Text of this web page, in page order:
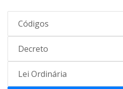
Códigos
Decreto
Lei Ordinária